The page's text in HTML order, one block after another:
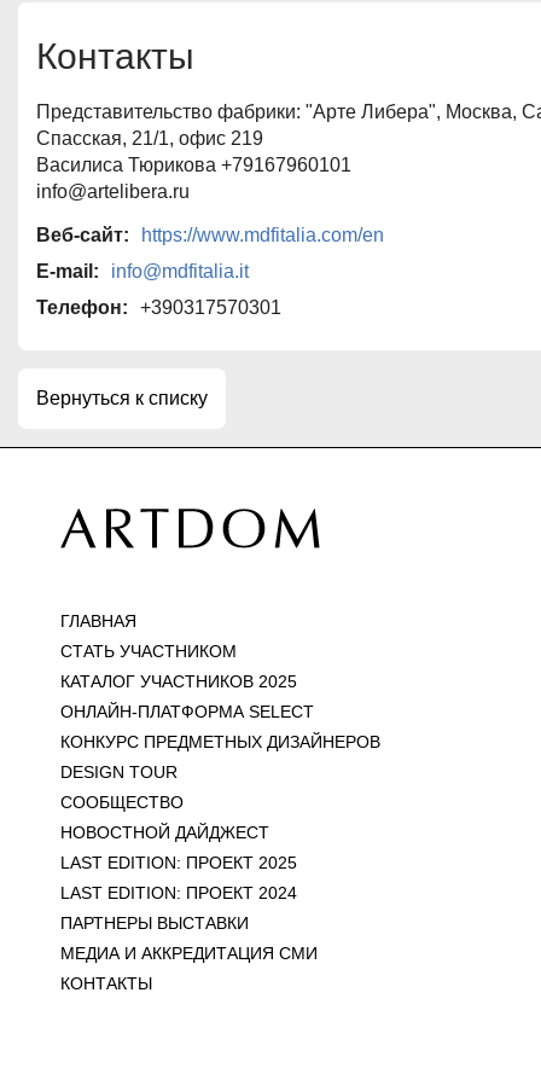
Контакты
Представительство фабрики: "Арте Либера", Москва,
Спасская, 21/1, офис 219
Василиса Тюрикова +79167960101
info@artelibera.ru
Веб-сайт:
https://www.mdfitalia.com/en
E-mail:
info@mdfitalia.it
Телефон:
+390317570301
Вернуться к списку
ГЛАВНАЯ
СТАТЬ УЧАСТНИКОМ
КАТАЛОГ УЧАСТНИКОВ 2025
ОНЛАЙН-ПЛАТФОРМА SELECT
КОНКУРС ПРЕДМЕТНЫХ ДИЗАЙНЕРОВ
DESIGN TOUR
СООБЩЕСТВО
НОВОСТНОЙ ДАЙДЖЕСТ
LAST EDITION: ПРОЕКТ 2025
LAST EDITION: ПРОЕКТ 2024
ПАРТНЕРЫ ВЫСТАВКИ
МЕДИА И АККРЕДИТАЦИЯ СМИ
КОНТАКТЫ